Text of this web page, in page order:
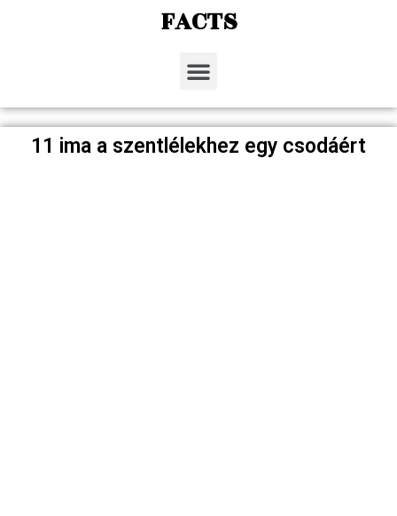
FACTS
11 ima a szentlélekhez egy csodáért